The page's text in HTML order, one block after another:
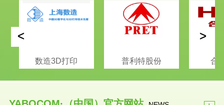
数造3D打印 普利特股份 合
< >